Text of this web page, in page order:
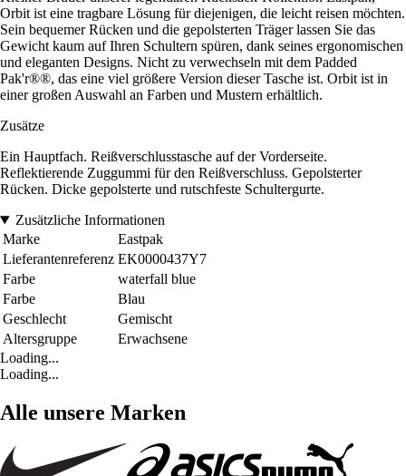
Orbit ist eine tragbare Lösung für diejenigen, die leicht reisen möchten.
Sein bequemer Rücken und die gepolsterten Träger lassen Sie das
Gewicht kaum auf Ihren Schultern spüren, dank seines ergonomischen
und eleganten Designs. Nicht zu verwechseln mit dem Padded
Pak'r®®, das eine viel größere Version dieser Tasche ist. Orbit ist in
einer großen Auswahl an Farben und Mustern erhältlich.
Zusätze
Ein Hauptfach. Reißverschlusstasche auf der Vorderseite.
Reflektierende Zuggummi für den Reißverschluss. Gepolsterter
Rücken. Dicke gepolsterte und rutschfeste Schultergurte.
Zusätzliche Informationen
Marke
Eastpak
Lieferantenreferenz EK0000437Y7
Farbe
waterfall blue
Farbe
Blau
Geschlecht
Gemischt
Altersgruppe
Erwachsene
Loading...
Loading...
Alle unsere Marken